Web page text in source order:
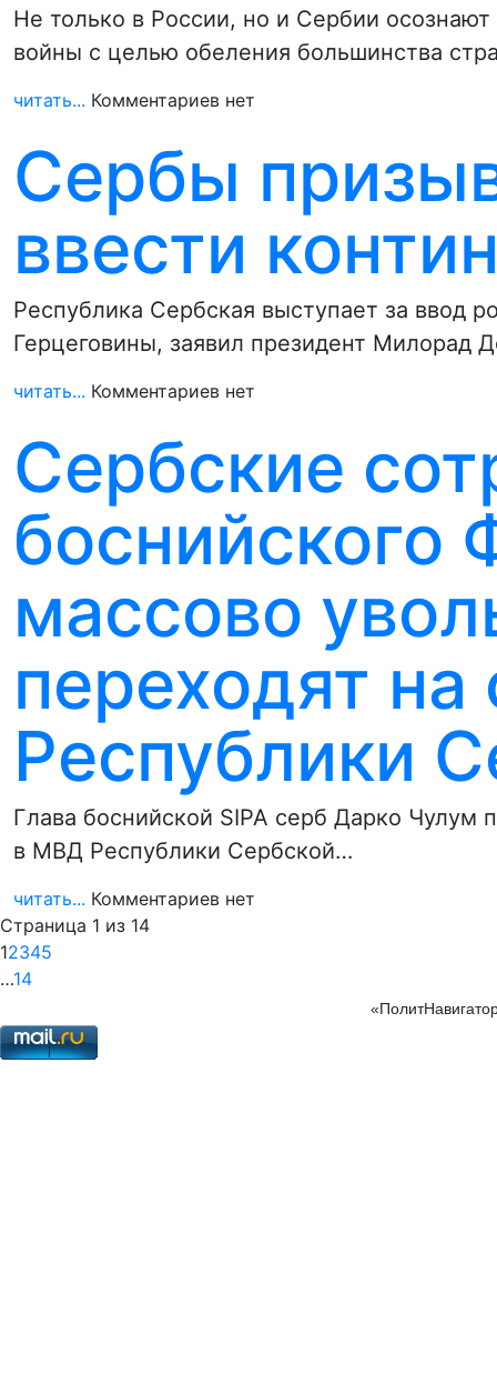
Не только в России, но и Сербии
войны с целью обеления большинства
читать... Комментариев нет
Сербы
ввести
Республика Сербская выступает за ввод
Герцеговины, заявил президент Милорад
читать... Комментариев нет
Сербские
боснийского
массово
переходят
Республики
Глава боснийской SIPA серб Дарко Чулум
в МВД Республики Сербской…
читать... Комментариев нет
Страница 1 из 14
12345
…14